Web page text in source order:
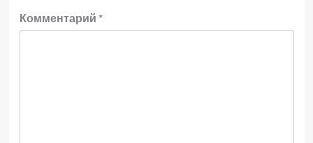
Комментарий *